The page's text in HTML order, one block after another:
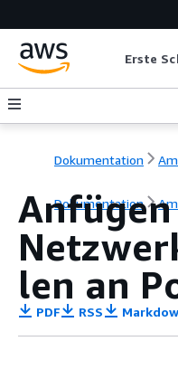
Erste
Dokumentation
Dokumentation
len an
PDF RSS